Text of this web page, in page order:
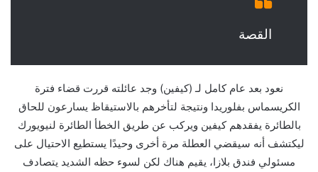
القصة
نعود بعد عام كامل لـ (كيفين) وجد عائلته قررت قضاء فترة
الكريسماس بفلوريدا ونتيجة لتأخرهم بالاستيقاظ يسارعون للحاق
بالطائرة يفقدهم كيفين ويركب عن طريق الخطأ الطائرة لنيويورك
ليكتشف أنه سيقضي العطلة مرة أخرى وحيدًا يستطيع الاحتيال على
مسئولي فندق بلازا، يقيم هناك لكن لسوء حظه الشديد يتصادف